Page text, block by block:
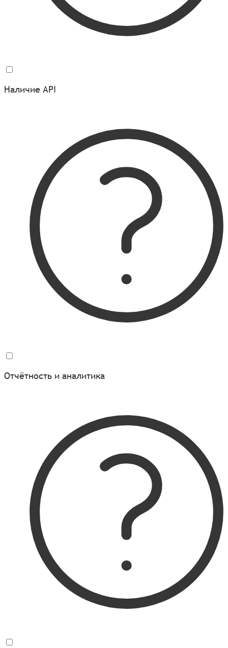
Наличие API
Отчётность и аналитика